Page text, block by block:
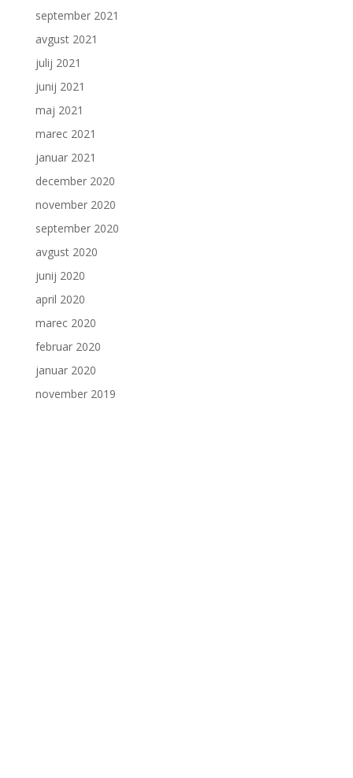
september 2021
avgust 2021
julij 2021
junij 2021
maj 2021
marec 2021
januar 2021
december 2020
november 2020
september 2020
avgust 2020
junij 2020
april 2020
marec 2020
februar 2020
januar 2020
november 2019